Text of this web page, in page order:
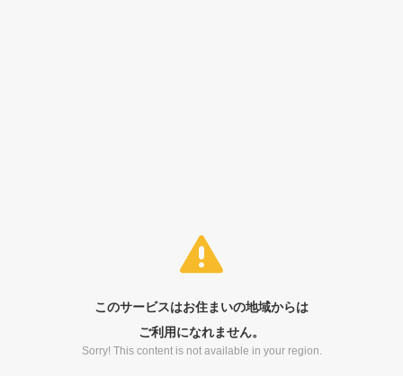
このサービスはお住まいの地域からは
ご利用になれません。
Sorry! This content is not available in your region.